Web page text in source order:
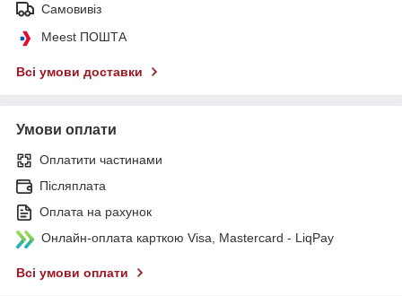
Самовивіз
Meest ПОШТА
Всі умови доставки
Умови оплати
Оплатити частинами
Післяплата
Оплата на рахунок
Онлайн-оплата карткою Visa, Mastercard - LiqPay
Всі умови оплати